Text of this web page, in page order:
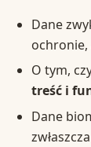
Dane
O tym,
treść i
Dane